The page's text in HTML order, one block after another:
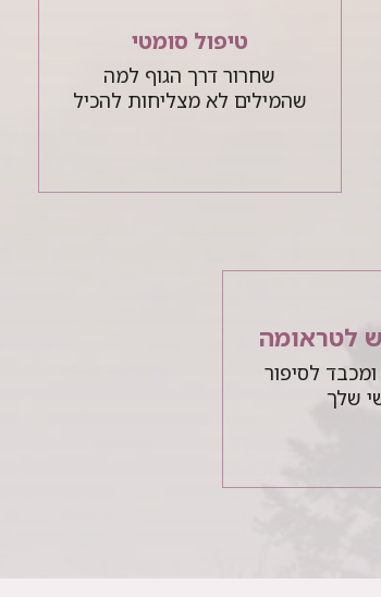
טיפול סומטי
שחרור דרך הגוף למה
שהמילים לא מצליחות להכיל
לטראומה
לסיפור
שלך